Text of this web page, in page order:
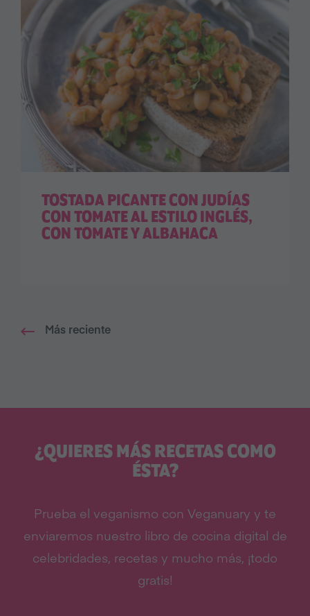
TOSTADA PICANTE CON JUDÍAS
CON TOMATE AL ESTILO INGLÉS,
CON TOMATE Y ALBAHACA
Más reciente
¿QUIERES MÁS RECETAS COMO
ÉSTA?
Prueba el veganismo con Veganuary y te
enviaremos nuestro libro de cocina digital de
celebridades, recetas y mucho más, ¡todo
gratis!